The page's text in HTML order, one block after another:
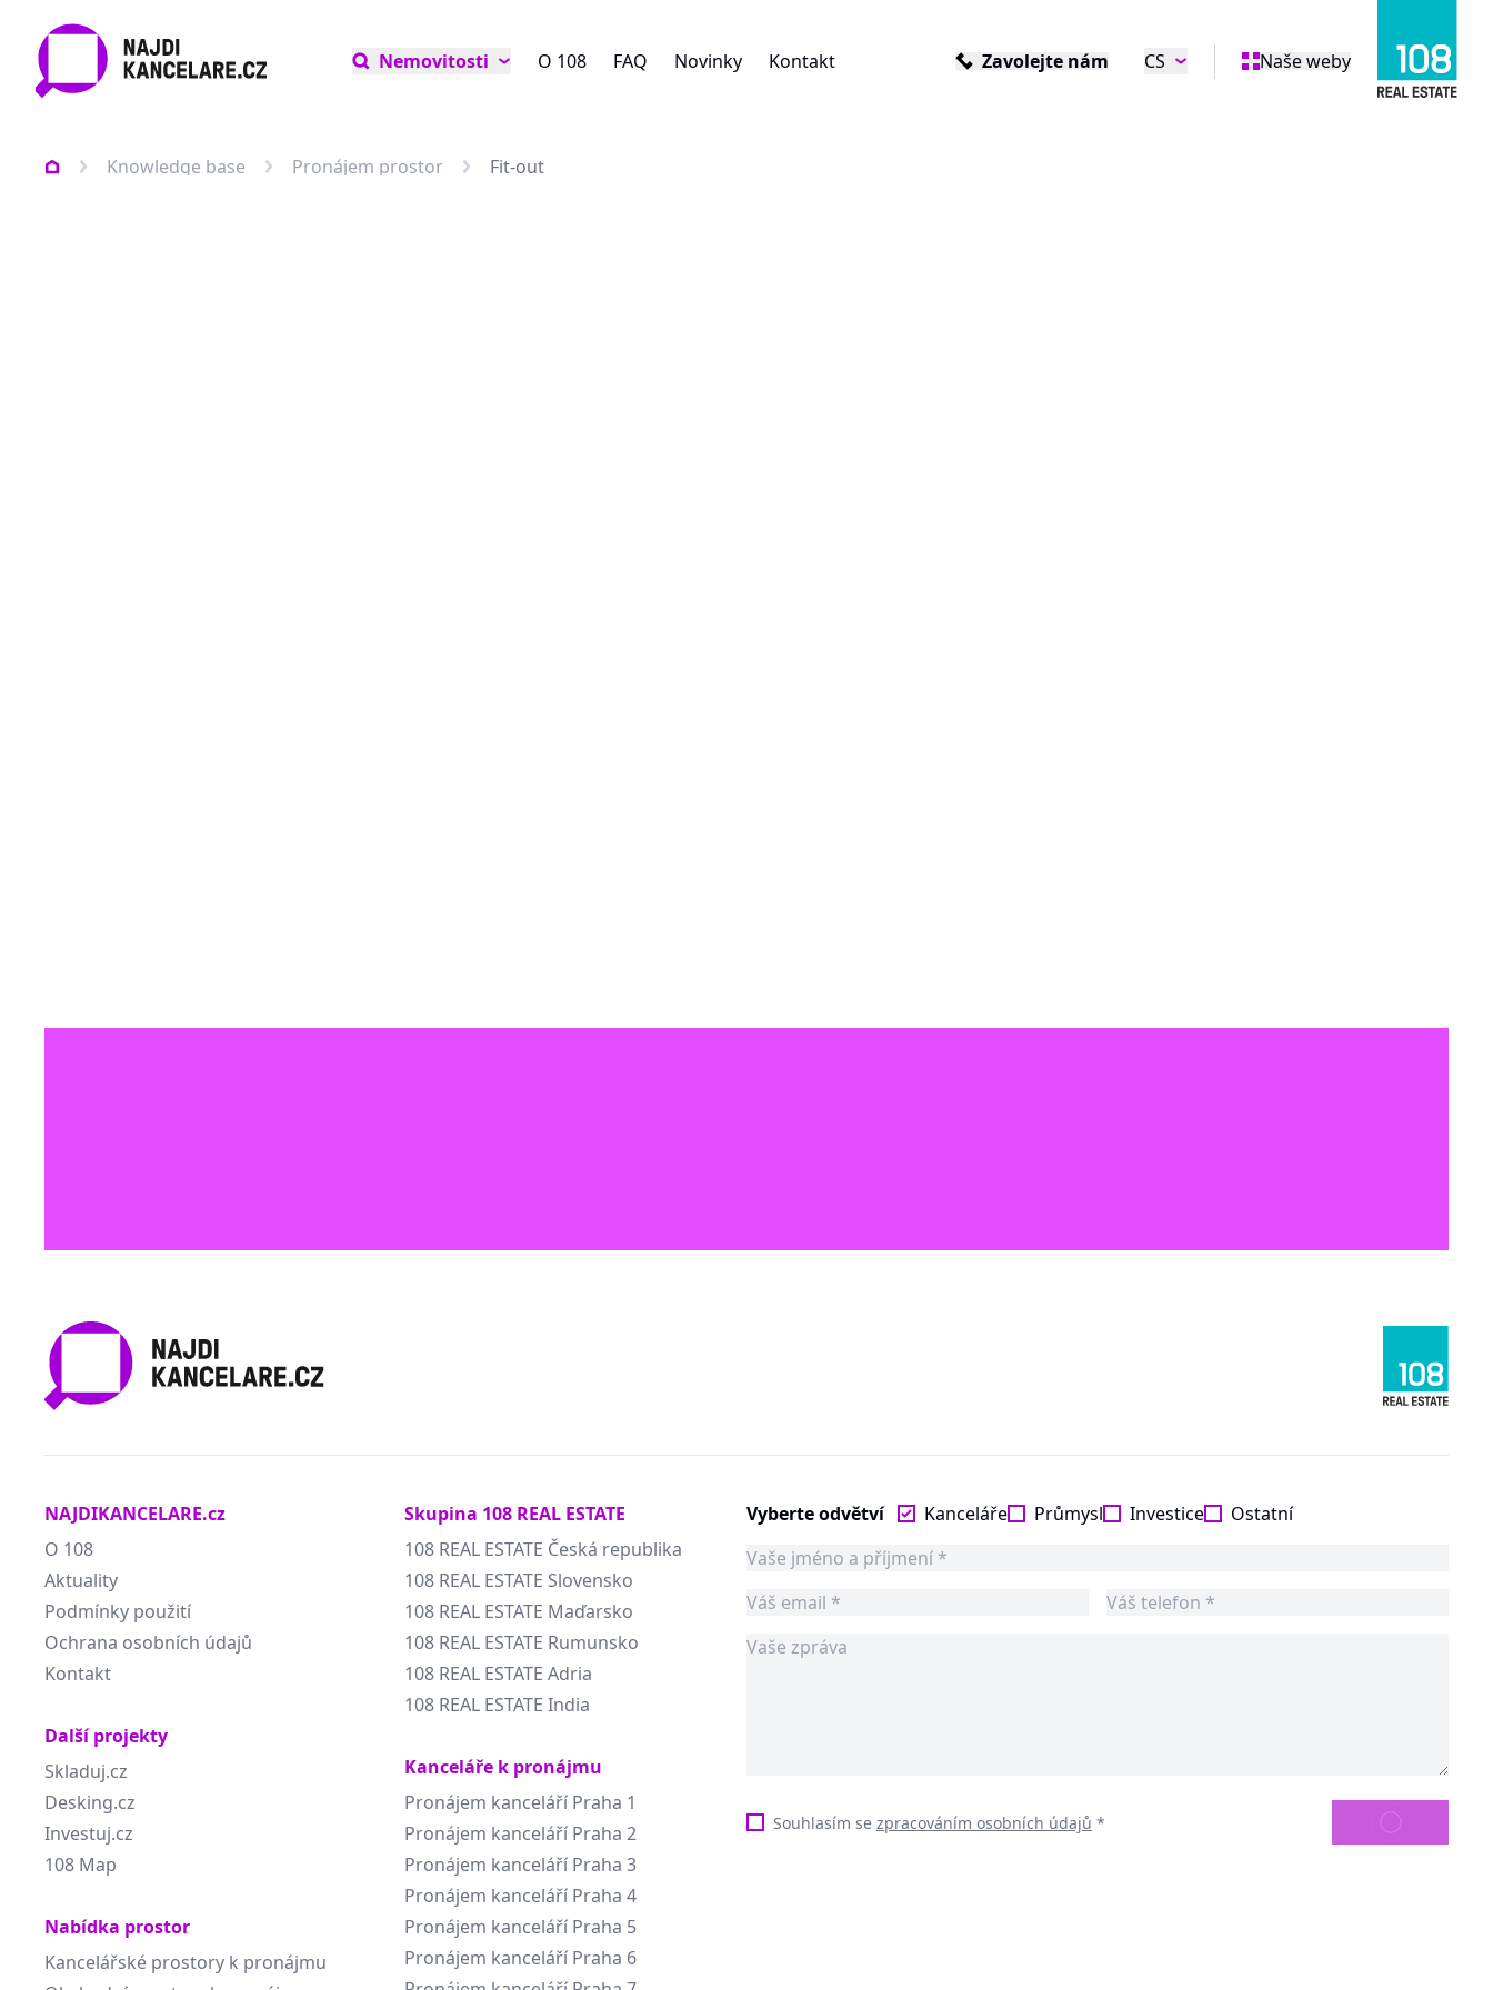
Nemovitosti O 108 FAQ Novinky Kontakt Zavolejte nám CS Naše weby
Knowledge base Pronájem prostor Fit-out
NAJDIKANCELARE.cz
O 108
Aktuality
Podmínky použití
Ochrana osobních údajů
Kontakt
Další projekty
Skladuj.cz
Desking.cz
Investuj.cz
108 Map
Nabídka prostor
Kancelářské prostory k pronájmu
Skupina 108 REAL ESTATE
108 REAL ESTATE Česká republika
108 REAL ESTATE Slovensko
108 REAL ESTATE Maďarsko
108 REAL ESTATE Rumunsko
108 REAL ESTATE Adria
108 REAL ESTATE India
Kanceláře k pronájmu
Pronájem kanceláří Praha 1
Pronájem kanceláří Praha 2
Pronájem kanceláří Praha 3
Pronájem kanceláří Praha 4
Pronájem kanceláří Praha 5
Pronájem kanceláří Praha 6
Vyberte odvětví Kanceláře Průmysl Investice Ostatní
Souhlasím se zpracováním osobních údajů * ODESLAT